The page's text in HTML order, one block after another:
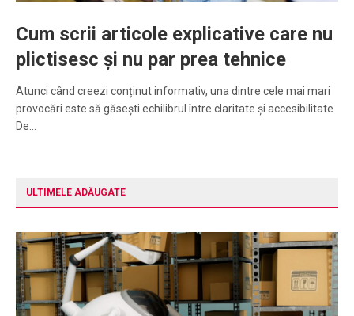
Cum scrii articole explicative care nu
plictisesc și nu par prea tehnice
Atunci când creezi conținut informativ, una dintre cele mai mari
provocări este să găsești echilibrul între claritate și accesibilitate.
De…
ULTIMELE ADĂUGATE